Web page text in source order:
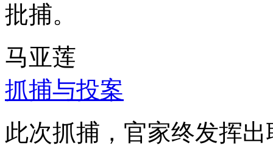
批捕。
马亚莲
抓捕与投案
此次抓捕，官家终发挥